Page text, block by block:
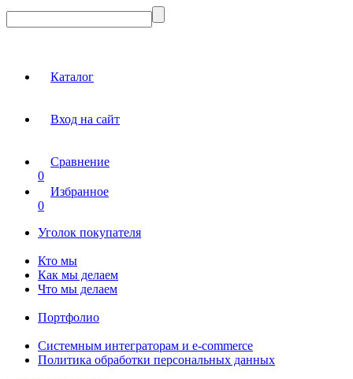
Каталог
Вход на сайт
Сравнение
0
Избранное
0
Уголок покупателя
Кто мы
Как мы делаем
Что мы делаем
Портфолио
Системным интеграторам и e-commerce
Политика обработки персональных данных